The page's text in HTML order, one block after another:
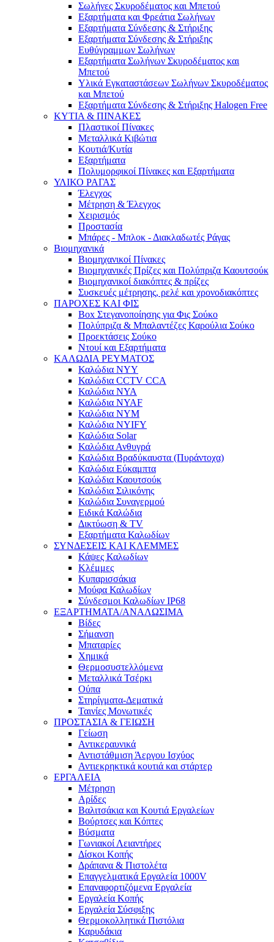
Σωλήνες Σκυροδέματος και Μπετού
Εξαρτήματα και Φρεάτια Σωλήνων
Εξαρτήματα Σύνδεσης & Στήριξης
Εξαρτήματα Σύνδεσης & Στήριξης
Ευθύγραμμων Σωλήνων
Εξαρτήματα Σωλήνων Σκυροδέματος και
Μπετού
Υλικά Εγκαταστάσεων Σωλήνων Σκυροδέματος
και Μπετού
Εξαρτήματα Σύνδεσης & Στήριξης Halogen Free
ΚΥΤΙΑ & ΠΙΝΑΚΕΣ
Πλαστικοί Πίνακες
Μεταλλικά Κιβώτια
Κουτιά/Κυτία
Εξαρτήματα
Πολυμορφικοί Πίνακες και Εξαρτήματα
ΥΛΙΚΟ ΡΑΓΑΣ
Έλεγχος
Μέτρηση & Έλεγχος
Χειρισμός
Προστασία
Μπάρες - Μπλοκ - Διακλαδωτές Ράγας
Βιομηχανικά
Βιομηχανικοί Πίνακες
Βιομηχανικές Πρίζες και Πολύπριζα Καουτσούκ
Βιομηχανικοί διακόπτες & πρίζες
Συσκευές μέτρησης, ρελέ και χρονοδιακόπτες
ΠΑΡΟΧΕΣ ΚΑΙ ΦΙΣ
Box Στεγανοποίησης για Φις Σούκο
Πολύπριζα & Μπαλαντέζες Καρούλια Σούκο
Προεκτάσεις Σούκο
Ντουί και Εξαρτήματα
ΚΑΛΩΔΙΑ ΡΕΥΜΑΤΟΣ
Καλώδια NYY
Καλώδια CCTV CCA
Καλώδια NYA
Καλώδια NYAF
Καλώδια NYM
Καλώδια NYIFY
Καλώδια Solar
Καλώδια Ανθυγρά
Καλώδια Βραδύκαυστα (Πυράντοχα)
Καλώδια Εύκαμπτα
Καλώδια Καουτσούκ
Καλώδια Σιλικόνης
Καλώδια Συναγερμού
Ειδικά Καλώδια
Δικτύωση & TV
Εξαρτήματα Καλωδίων
ΣΥΝΔΕΣΕΙΣ ΚΑΙ ΚΛΕΜΜΕΣ
Κάψες Καλωδίων
Κλέμμες
Κυπαρισσάκια
Μούφα Καλωδίων
Σύνδεσμοι Καλωδίων IP68
ΕΞΑΡΤΗΜΑΤΑ/ΑΝΑΛΩΣΙΜΑ
Βίδες
Σήμανση
Μπαταρίες
Χημικά
Θερμοσυστελλόμενα
Μεταλλικά Τσέρκι
Ούπα
Στηρίγματα-Δεματικά
Ταινίες Μονωτικές
ΠΡΟΣΤΑΣΙΑ & ΓΕΙΩΣΗ
Γείωση
Αντικεραυνικά
Αντιστάθμιση Άεργου Ισχύος
Αντιεκρηκτικά κουτιά και στάρτερ
ΕΡΓΑΛΕΙΑ
Μέτρηση
Αρίδες
Βαλιτσάκια και Κουτιά Εργαλείων
Βούρτσες και Κόπτες
Βύσματα
Γωνιακοί Λειαντήρες
Δίσκοι Κοπής
Δράπανα & Πιστολέτα
Επαγγελματικά Εργαλεία 1000V
Επαναφορτιζόμενα Εργαλεία
Εργαλεία Κοπής
Εργαλεία Σύσφιξης
Θερμοκολλητικά Πιστόλια
Καρυδάκια